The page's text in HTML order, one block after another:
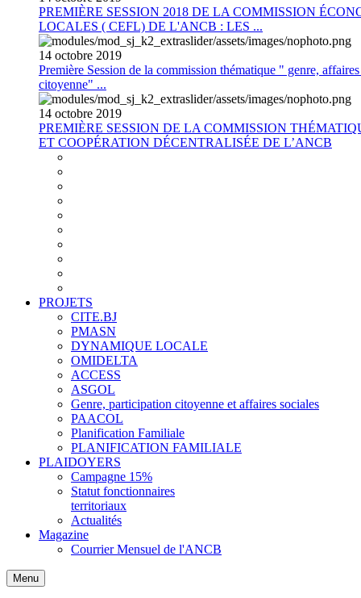
PREMIÈRE SESSION 2018 DE LA COMMISSION
LOCALES ( CEFL) DE L'ANCB : LES ...
14 octobre 2019
Première Session de la commission thématique " genre,
citoyenne" ...
14 octobre 2019
PREMIÈRE SESSION DE LA COMMISSION
ET COOPÉRATION DÉCENTRALISÉE DE L’ANCB
PROJETS
CITE.BJ
PMASN
DYNAMIQUE LOCALE
OMIDELTA
ACCESS
ASGOL
Genre, participation citoyenne et affaires sociales
PAACOL
Planification Familiale
PLANIFICATION FAMILIALE
PLAIDOYERS
Campagne 15%
Statut fonctionnaires
territoriaux
Actualités
Magazine
Courrier Mensuel de l'ANCB
Menu